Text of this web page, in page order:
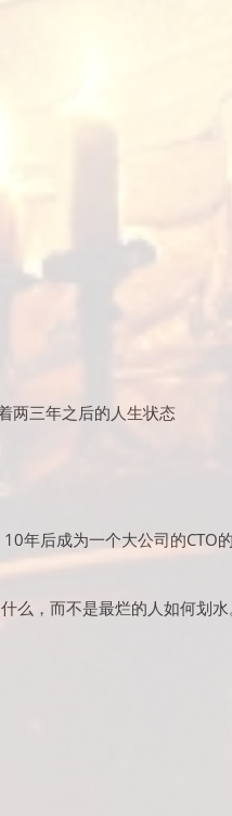
两三年之后的人生状态
年后成为一个大公司的CTO
么，而不是最烂的人如何划水